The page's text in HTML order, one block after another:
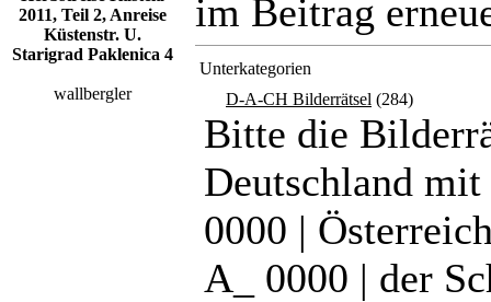
2011, Teil 2, Anreise
Küstenstr. U.
Starigrad Paklenica 4
wallbergler
im Beitrag
Unterkategorien
D-A-CH Bilderrätsel (284)
Bitte die
Deutschland
0000 |
A_ 0000 | der